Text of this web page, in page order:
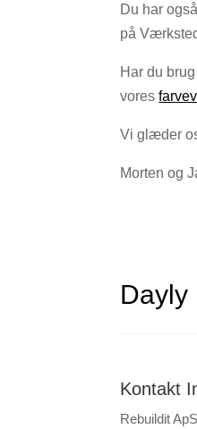
Du har
på
Har du
vores
Vi glæder
Morten og
Dayly
Kontakt
Rebuildit